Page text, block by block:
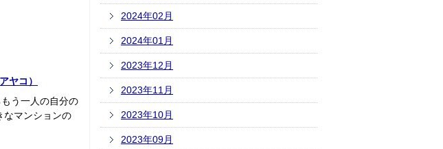
ヤコ）
う一人の自分の
なマンションの
2024年02月
2024年01月
2023年12月
2023年11月
2023年10月
2023年09月